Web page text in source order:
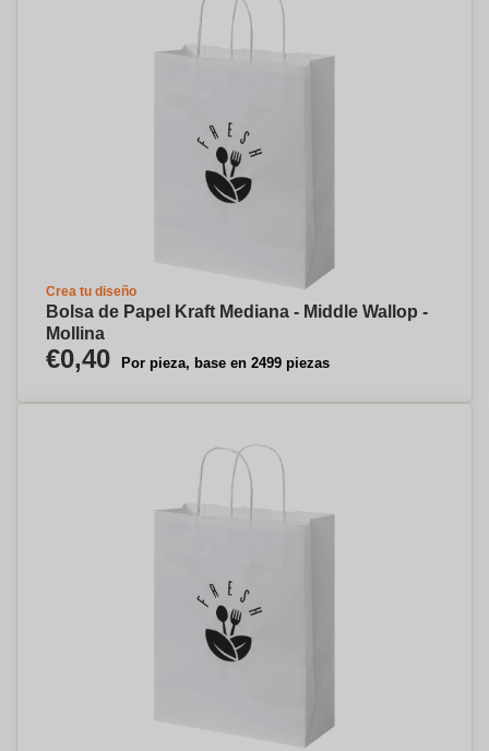
Crea tu diseño
Bolsa de Papel Kraft Mediana - Middle Wallop -
Mollina
€0,40 Por pieza, base en 2499 piezas